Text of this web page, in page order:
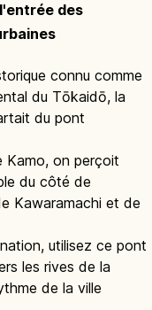
des
connu comme
du Tōkaidō, la
du pont
Kamo, on perçoit
du côté de
Kawaramachi et de
utilisez ce pont
les rives de la
de la ville